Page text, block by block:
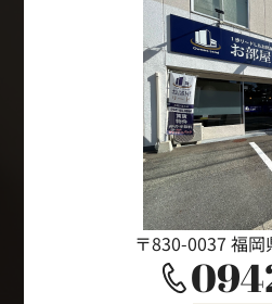
〒830-0037 福